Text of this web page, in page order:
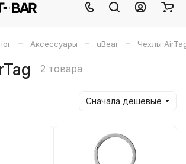
– Аксессуары – uBear – Чехлы
2 товара
Сначала дешевые